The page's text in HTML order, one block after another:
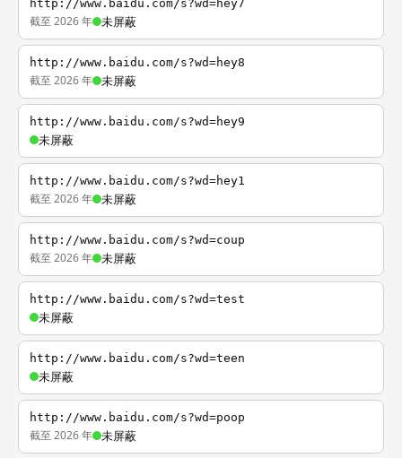
http://www.baidu.com/s?wd=hey7
截至 2026 年 未屏蔽
http://www.baidu.com/s?wd=hey8
截至 2026 年 未屏蔽
http://www.baidu.com/s?wd=hey9
未屏蔽
http://www.baidu.com/s?wd=hey1
截至 2026 年 未屏蔽
http://www.baidu.com/s?wd=coup
截至 2026 年 未屏蔽
http://www.baidu.com/s?wd=test
未屏蔽
http://www.baidu.com/s?wd=teen
未屏蔽
http://www.baidu.com/s?wd=poop
截至 2026 年 未屏蔽